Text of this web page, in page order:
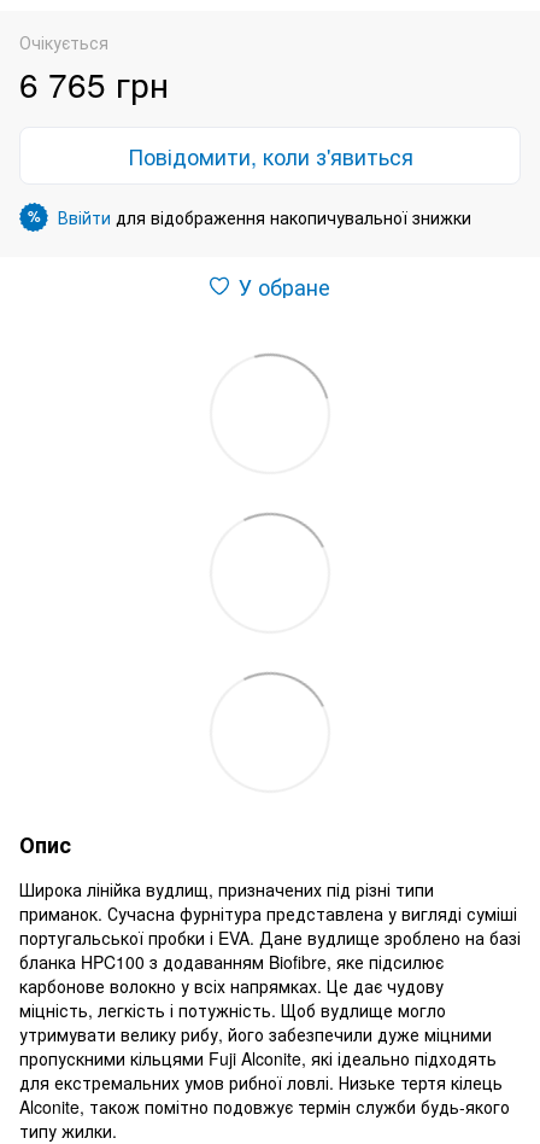
Очікується
6 765 грн
Повідомити, коли з'явиться
% Ввійти для відображення накопичувальної знижки
У обране
Опис
Широка лінійка вудлищ, призначених під різні типи
приманок. Сучасна фурнітура представлена у вигляді суміші
португальської пробки і EVA. Дане вудлище зроблено на базі
бланка HPC100 з додаванням Biofibre, яке підсилює
карбонове волокно у всіх напрямках. Це дає чудову
міцність, легкість і потужність. Щоб вудлище могло
утримувати велику рибу, його забезпечили дуже міцними
пропускними кільцями Fuji Alconite, які ідеально підходять
для екстремальних умов рибної ловлі. Низьке тертя кілець
Alconite, також помітно подовжує термін служби будь-якого
типу жилки.